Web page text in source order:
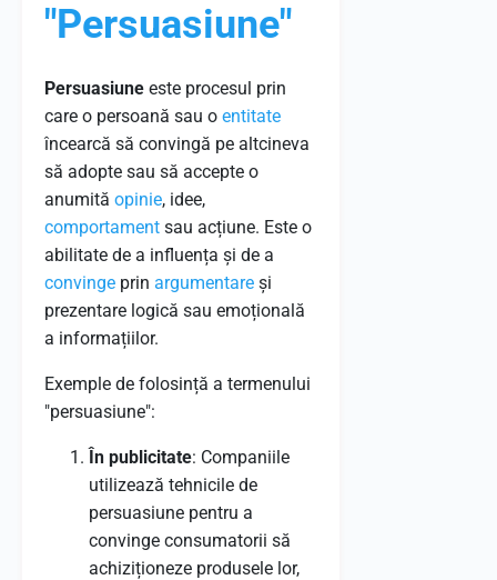
"Persuasiune"
Persuasiune este procesul prin
care o persoană sau o entitate
încearcă să convingă pe altcineva
să adopte sau să accepte o
anumită opinie, idee,
comportament sau acțiune. Este o
abilitate de a influența și de a
convinge prin argumentare și
prezentare logică sau emoțională
a informațiilor.
Exemple de folosință a termenului
"persuasiune":
În publicitate: Companiile
utilizează tehnicile de
persuasiune pentru a
convinge consumatorii să
achiziționeze produsele lor,